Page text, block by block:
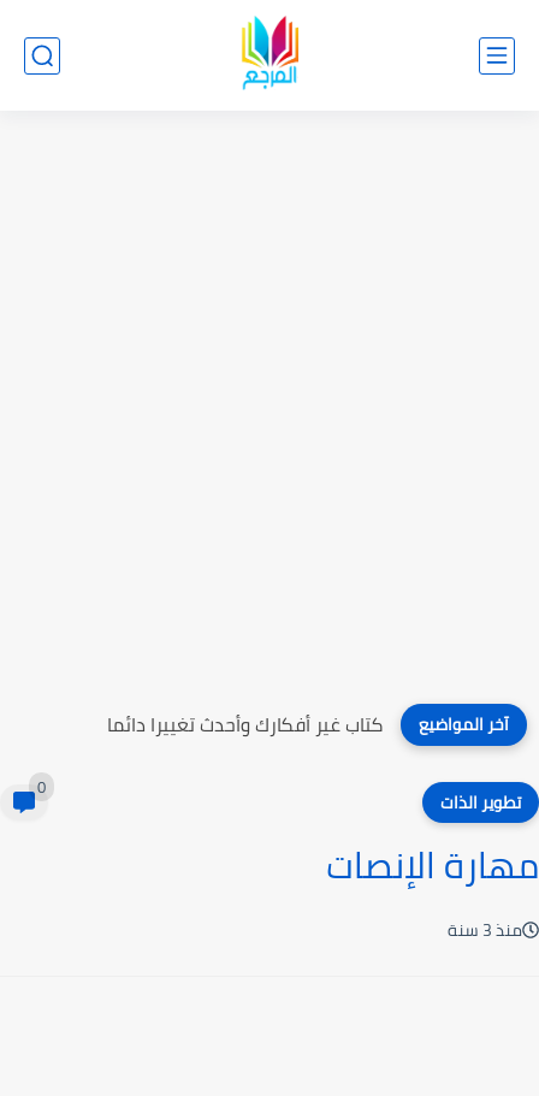
آخر المواضيع كتاب التقويم التربوي أسسه وإجراءاته
تطوير الذات 0
مهارة الإنصات
منذ 3 سنة